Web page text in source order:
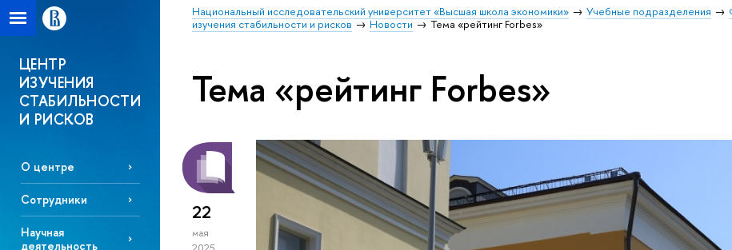
Национальный исследовательский университет «Высшая школа экономики» Учебные подразделения
изучения стабильности и рисков
Новости Тема «рейтинг Forbes»
ЦЕНТР
ИЗУЧЕНИЯ
СТАБИЛЬНОСТИ
И РИСКОВ
О центре
Сотрудники
Научная
деятельность
Тема «рейтинг Forbes»
22
мая